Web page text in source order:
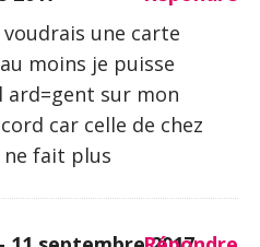
une carte
moins je puisse
ard=gent sur mon
car celle de chez
fait plus